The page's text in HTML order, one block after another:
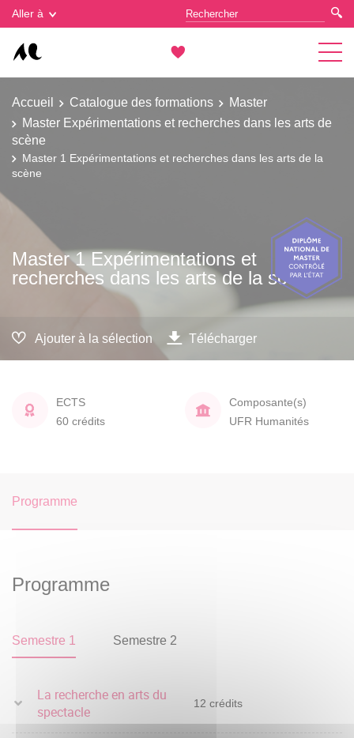
Aller à
Accueil Catalogue des formations
Master
Master Expérimentations et recherches dans les arts de
scène
Master 1 Expérimentations et recherches dans les arts de la
scène
Master 1 Expérimentations et
recherches dans les arts de la scène
Ajouter à la sélection Télécharger
ECTS
60 crédits
Composante(s)
UFR Humanités
Programme
Programme
Semestre 1 Semestre 2
La recherche en arts du
spectacle
12 crédits
Gestion des cookies